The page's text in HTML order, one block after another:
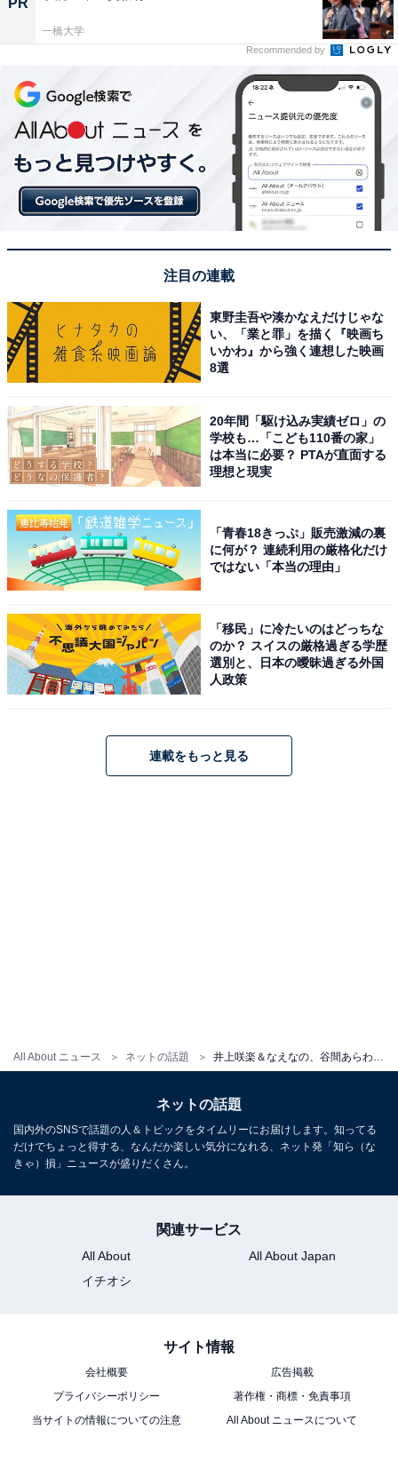
All About ニュース ネットの話題 井上咲楽＆なえなの、谷間あらわなランジェリー姿を披露！ あらわになった太ももやおなかが際立つ白い肌
一橋大学
Recommended by
注目の連載
東野圭吾や湊かなえだけじゃな
い、「業と罪」を描く『映画ち
いかわ』から強く連想した映画
8選
20年間「駆け込み実績ゼロ」の
学校も…「こども110番の家」
は本当に必要？ PTAが直面する
理想と現実
「青春18きっぷ」販売激減の裏
に何が？ 連続利用の厳格化だけ
ではない「本当の理由」
「移民」に冷たいのはどっちな
のか？ スイスの厳格過ぎる学歴
選別と、日本の曖昧過ぎる外国
人政策
連載をもっと見る
ネットの話題
国内外のSNSで話題の人＆トピックをタイムリーにお届けします。知ってる
だけでちょっと得する、なんだか楽しい気分になれる、ネット発「知ら（な
きゃ）損」ニュースが盛りだくさん。
関連サービス
All About
All About Japan
イチオシ
サイト情報
会社概要
広告掲載
プライバシーポリシー
著作権・商標・免責事項
当サイトの情報についての注意
All About ニュースについて